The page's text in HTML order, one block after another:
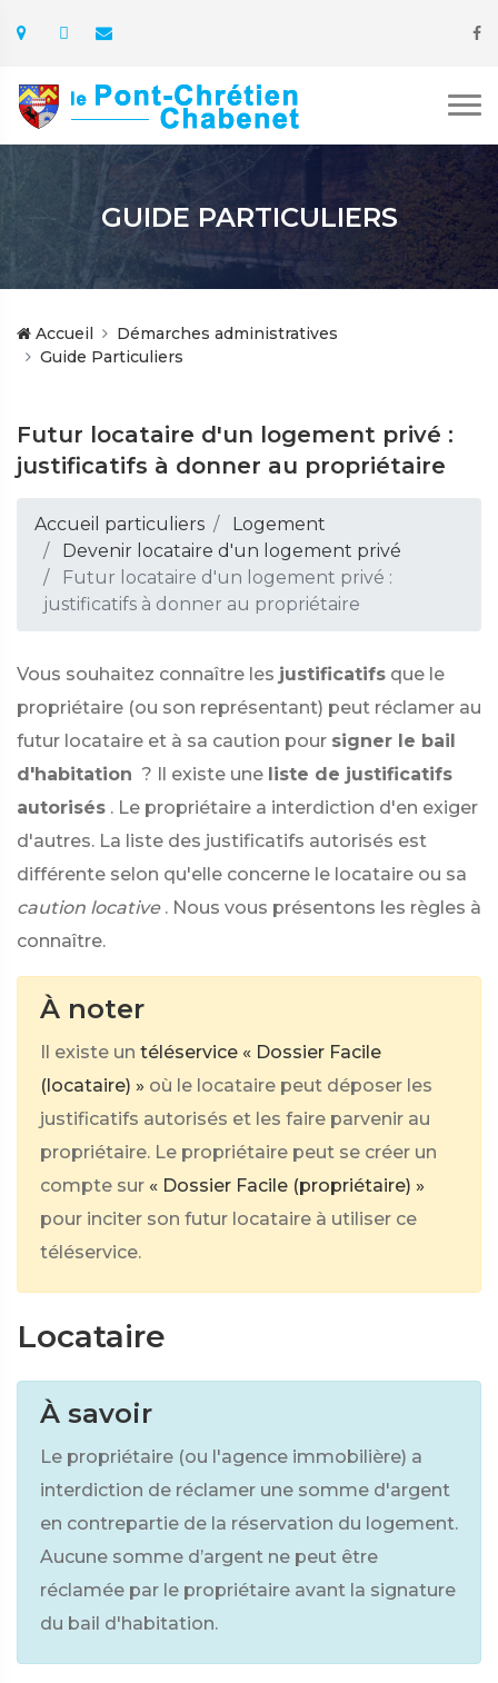
GUIDE PARTICULIERS
Accueil
Démarches administratives
Guide Particuliers
Futur locataire d'un logement privé :
justificatifs à donner au propriétaire
Accueil particuliers
Logement
Devenir locataire d'un logement privé
Futur locataire d'un logement privé :
justificatifs à donner au propriétaire
Vous souhaitez connaître les justificatifs que le
propriétaire (ou son représentant) peut réclamer au
futur locataire et à sa caution pour signer le bail
d'habitation ? Il existe une liste de justificatifs
autorisés . Le propriétaire a interdiction d'en exiger
d'autres. La liste des justificatifs autorisés est
différente selon qu'elle concerne le locataire ou sa
caution locative . Nous vous présentons les règles à
connaître.
À noter
Il existe un téléservice « Dossier Facile
(locataire) » où le locataire peut déposer les
justificatifs autorisés et les faire parvenir au
propriétaire. Le propriétaire peut se créer un
compte sur « Dossier Facile (propriétaire) »
pour inciter son futur locataire à utiliser ce
téléservice.
Locataire
À savoir
Le propriétaire (ou l'agence immobilière) a
interdiction de réclamer une somme d'argent
en contrepartie de la réservation du logement.
Aucune somme d’argent ne peut être
réclamée par le propriétaire avant la signature
du bail d'habitation.